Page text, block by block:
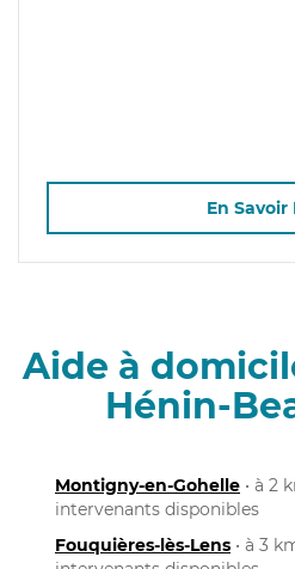
En Savoir
Aide à
Hénin-
Montigny-en-Gohelle • à 2
intervenants disponibles
Fouquières-lès-Lens • à 3